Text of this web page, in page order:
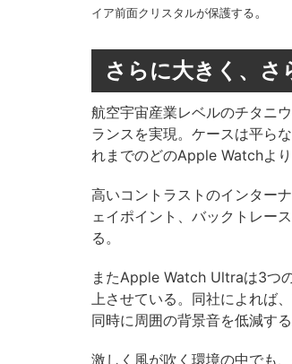
イア前面クリスタルが保護する。
さらに大きく、さ
航空宇宙産業レベルのチタニ
ランスを実現。ケースは平ら
れまでのどのApple Watchよ
高いコントラストのインター
ェイポイント、バックトレー
る。
またApple Watch Ultraは3つ
上させている。同社によれば
同時に周囲の背景音を低減す
激しく風が吹く環境の中でも